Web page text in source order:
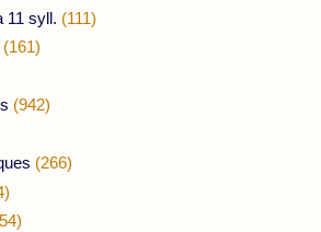
11 syll. (111)
(161)
(942)
(266)